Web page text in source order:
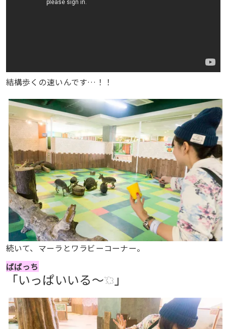
結構歩くの速いんです…！！
続いて、マーラとワラビーコーナー。
ばばっち
「いっぱいいる〜 」